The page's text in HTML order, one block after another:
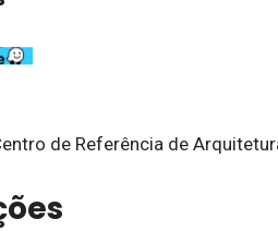
de Referência de